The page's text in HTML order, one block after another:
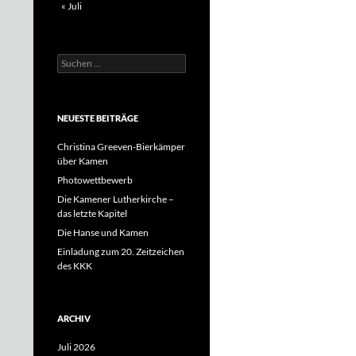
« Juli
Suchen
nach:
NEUESTE BEITRÄGE
Christina Greeven-Bierkämper
über Kamen
Photowettbewerb
Die Kamener Lutherkirche –
das letzte Kapitel
Die Hanse und Kamen
Einladung zum 20. Zeitzeichen
des KKK
ARCHIV
Juli 2026